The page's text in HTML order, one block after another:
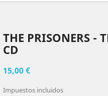
THE PRISONERS -
CD
15,00 €
Impuestos incluidos